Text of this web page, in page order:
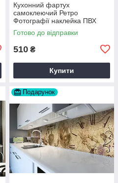
Кухонний фартух
самоклеючий Ретро
Фотографії наклейка ПВХ
Вінтаж бежевий 60х200 см
Happy Pocket Z180316
Готово до відправки
510 ₴
Купити
Подарунок